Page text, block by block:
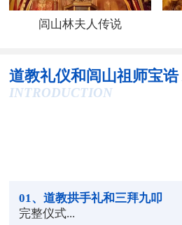
闾山林夫人传说
道教礼仪和闾山祖师宝诰
INTRODUCTION
01 、道教拱手礼和三拜九叩
完整仪式...